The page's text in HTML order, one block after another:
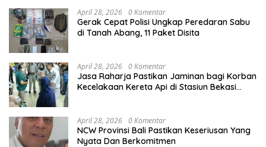
April 28, 2026 0 Komentar
Gerak Cepat Polisi Ungkap Peredaran Sabu
di Tanah Abang, 11 Paket Disita
April 28, 2026 0 Komentar
Jasa Raharja Pastikan Jaminan bagi Korban
Kecelakaan Kereta Api di Stasiun Bekasi
April 28, 2026 0 Komentar
NCW Provinsi Bali Pastikan Keseriusan Yang
Nyata Dan Berkomitmen